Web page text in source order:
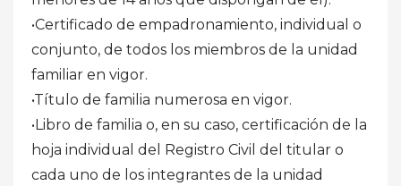
•Certificado de empadronamiento, individual o
conjunto, de todos los miembros de la unidad
familiar en vigor.
•Título de familia numerosa en vigor.
•Libro de familia o, en su caso, certificación de la
hoja individual del Registro Civil del titular o
cada uno de los integrantes de la unidad